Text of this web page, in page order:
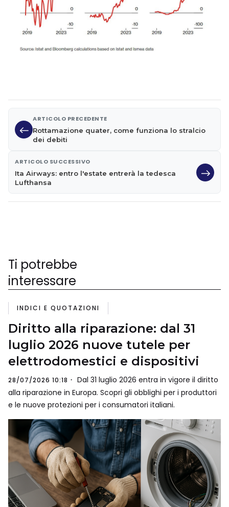
ARTICOLO PRECEDENTE
Rottamazione quater, come funziona lo stralcio
dei debiti
ARTICOLO SUCCESSIVO
Ita Airways: entro l'estate entrerà la tedesca
Lufthansa
Ti potrebbe
interessare
INDICI E QUOTAZIONI
Diritto alla riparazione: dal 31
luglio 2026 nuove tutele per
elettrodomestici e dispositivi
28/07/2026 10:18
Dal 31 luglio 2026 entra in vigore il diritto
alla riparazione in Europa. Scopri gli obblighi per i produttori
e le nuove protezioni per i consumatori italiani.